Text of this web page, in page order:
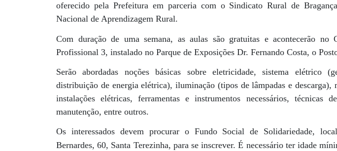
oferecido pela Prefeitura em parceria com o Sindicato Rural de
Nacional de Aprendizagem Rural.
Com duração de uma semana, as aulas são gratuitas e acontecerão no
Profissional 3, instalado no Parque de Exposições Dr. Fernando Costa, o
Serão abordadas noções básicas sobre eletricidade, sistema elétrico
distribuição de energia elétrica), iluminação (tipos de lâmpadas e descarga),
instalações elétricas, ferramentas e instrumentos necessários, técnicas
manutenção, entre outros.
Os interessados devem procurar o Fundo Social de Solidariedade,
Bernardes, 60, Santa Terezinha, para se inscrever. É necessário ter idade